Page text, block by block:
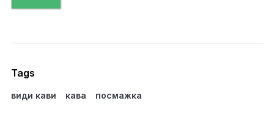
Tags
види кави кава посмажка